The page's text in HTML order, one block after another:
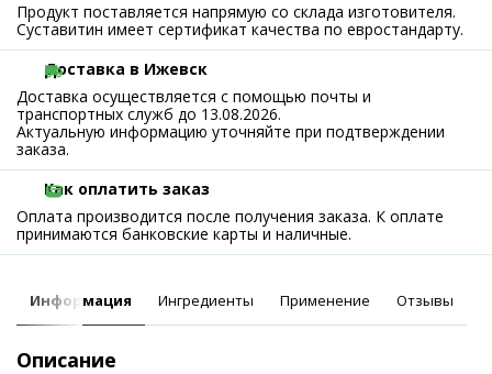
Продукт поставляется напрямую со склада изготовителя.
Суставитин имеет сертификат качества по евростандарту.
Доставка в Ижевск
Доставка осуществляется с помощью почты и
транспортных служб до 13.08.2026.
Актуальную информацию уточняйте при подтверждении
заказа.
Как оплатить заказ
Оплата производится после получения заказа. К оплате
принимаются банковские карты и наличные.
Информация Ингредиенты Применение Отзывы
Описание